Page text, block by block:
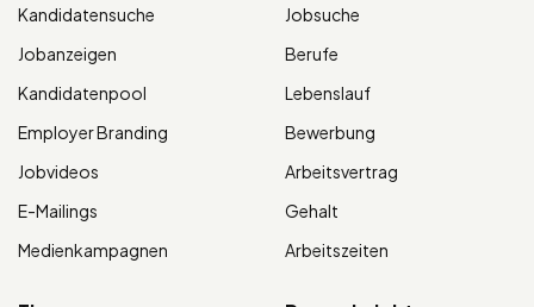
Kandidatensuche
Jobanzeigen
Kandidatenpool
Employer Branding
Jobvideos
E-Mailings
Medienkampagnen
Jobsuche
Berufe
Lebenslauf
Bewerbung
Arbeitsvertrag
Gehalt
Arbeitszeiten